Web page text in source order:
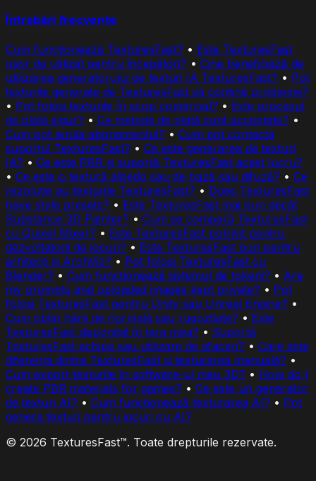
Întrebări frecvente
Cum funcționează TexturesFast? • Este TexturesFast
ușor de utilizat pentru începători? • Cine beneficiază de
utilizarea generatorului de texturi IA TexturesFast? • Pot
texturile generate de TexturesFast să conțină probleme?
• Pot folosi texturile în scop comercial? • Este procesul
de plată sigur? • Ce metode de plată sunt acceptate? •
Cum pot anula abonamentul? • Cum pot contacta
suportul TexturesFast? • Ce este generarea de texturi
IA? • Ce este PBR și suportă TexturesFast acest lucru?
• Ce este o textură albedo sau de bază sau difuză? • Ce
rezoluție au texturile TexturesFast? • Does TexturesFast
have style presets? • Este TexturesFast mai bun decât
Substance 3D Painter? • Cum se compară TexturesFast
cu Quixel Mixer? • Este TexturesFast potrivit pentru
dezvoltatorii de jocuri? • Este TexturesFast bun pentru
arhitecți și ArchViz? • Pot folosi TexturesFast cu
Blender? • Cum funcționează sistemul de tokeni? • Are
my prompts and uploaded images kept private? • Pot
folosi TexturesFast pentru Unity sau Unreal Engine? •
Cum obțin hărți de normală sau rugozitate? • Este
TexturesFast disponibil în țara mea? • Suportă
TexturesFast echipe sau utilizare de afaceri? • Care este
diferența dintre TexturesFast și texturarea manuală? •
Cum export texturile în software-ul meu 3D? • How do I
create PBR materials for games? • Ce este un generator
de texturi AI? • Cum funcționează texturarea AI? • Pot
genera texturi pentru jocuri cu AI?
© 2026 TexturesFast™. Toate drepturile rezervate.